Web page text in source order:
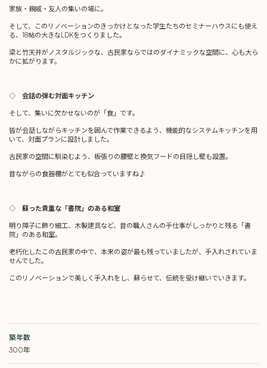
家族・親戚・友人の集いの場に。
そして、このリノベーションのきっかけとなった学生たちのセミナーハウスにも使え
る、18帖の大きなLDKをつくりました。
梁と竹天井がノスタルジックな、古民家ならではのダイナミックな空間に、心も大ら
かに拡がります。
◇ 会話の弾む対面キッチン
そして、集いに欠かせないのが「食」です。
皆が会話しながらキッチンを囲んで作業できるよう、機能的なシステムキッチンを用
いて、対面プランに設計しました。
古民家の空間に馴染むよう、板張りの腰壁と換気フードの目隠し壁も設置。
昔ながらの食器棚がとても似合っていますね♪
◇ 蘇った貴重な「書院」のある和室
明り障子に飾り細工、木製建具など、昔の職人さんの手仕事がしっかりと残る「書
院」のある和室。
老朽化したこの古民家の中で、本来の姿が最も残っていましたが、手入れされていま
せんでした。
このリノベーションで美しく手入れをし、蘇らせて、伝統を受け継いでいきます。
築年数
300年